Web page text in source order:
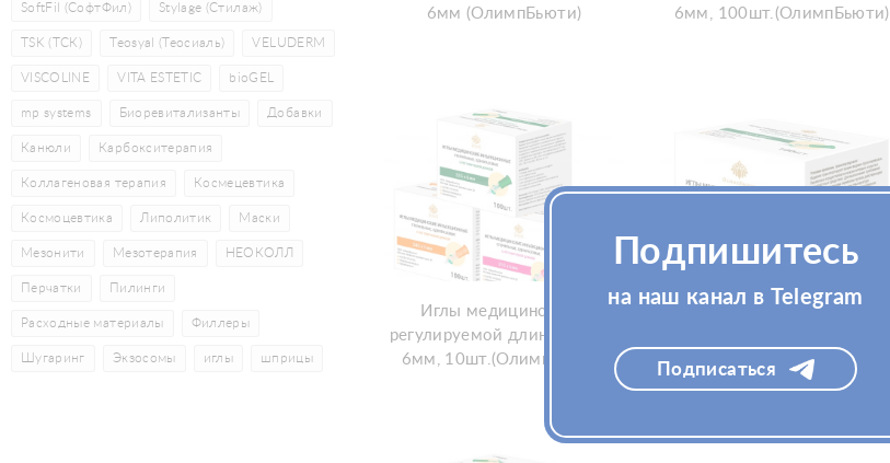
SoftFil (СофтФил) Stylage (Стилаж)
TSK (ТСК) Teosyal (Теосиаль) VELUDERM
VISCOLINE VITA ESTETIC bioGEL
mp systems Биоревитализанты Добавки
Канюли Карбокситерапия
Коллагеновая терапия Космецевтика
Космоцевтика Липолитик Маски
Мезонити Мезотерапия НЕОКОЛЛ
Перчатки Пилинги
Расходные материалы Филлеры
Шугаринг Экзосомы иглы шприцы
6мм (ОлимпБьюти)
6мм, 100шт.(ОлимпБьюти)
Иглы медицинские с
регулируемой длиной 32G х
6мм, 10шт.(ОлимпБьюти)
Иглы медицинские с
7мм, 100шт.(ОлимпБьюти)
Подпишитесь
на наш канал в Telegram
Подписаться